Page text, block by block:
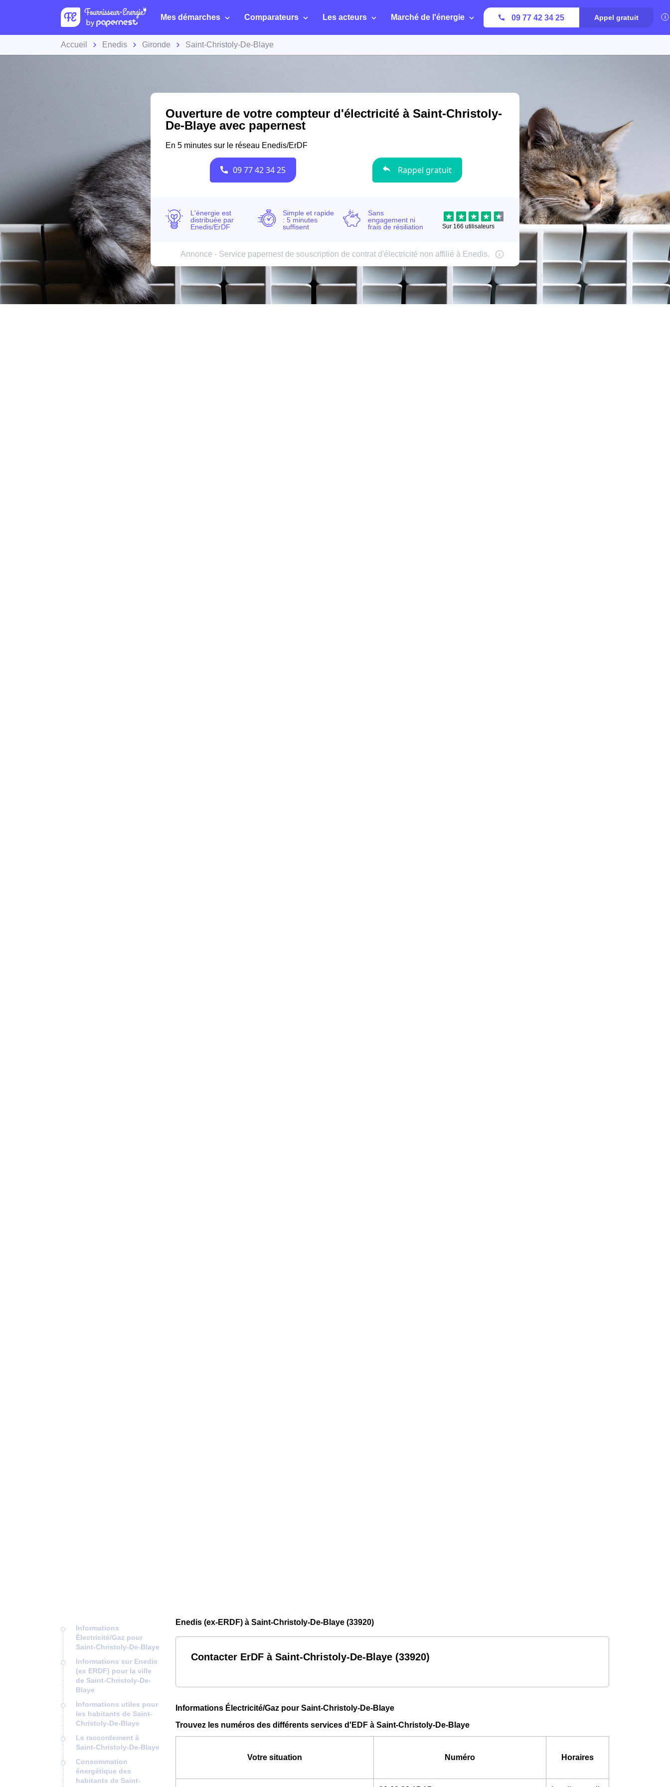
Mes démarches Comparateurs Les acteurs Marché de l'énergie 09 77 42 34 25 Appel gratuit
Accueil Enedis Gironde Saint-Christoly-De-Blaye
Informations
Électricité/Gaz pour
Saint-Christoly-De-Blaye
Informations sur Enedis
(ex ERDF) pour la ville
de Saint-Christoly-De-
Blaye
Informations utiles pour
les habitants de Saint-
Christoly-De-Blaye
Le raccordement à
Saint-Christoly-De-Blaye
Consommation
énergétique des
habitants de Saint-
Enedis (ex-ERDF) à Saint-Christoly-De-Blaye (33920)
Contacter ErDF à Saint-Christoly-De-Blaye (33920)
Informations Électricité/Gaz pour Saint-Christoly-De-Blaye
Trouvez les numéros des différents services d'EDF à Saint-Christoly-De-Blaye
Votre situation Numéro Horaires